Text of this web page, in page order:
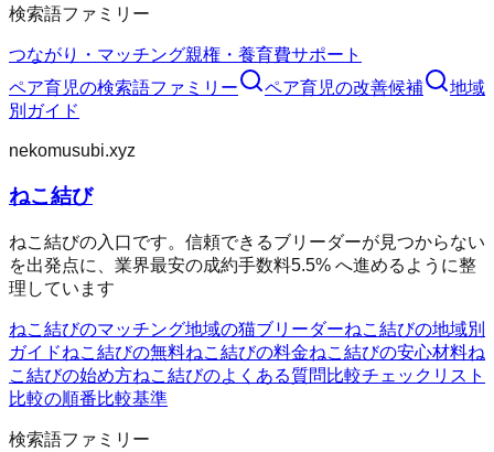
検索語ファミリー
つながり・マッチング親権・養育費サポート
ペア育児の検索語ファミリー ペア育児の改善候補
地域
別ガイド
nekomusubi.xyz
ねこ結び
ねこ結びの入口です。信頼できるブリーダーが見つからない
を出発点に、業界最安の成約手数料5.5% へ進めるように整
理しています
ねこ結びのマッチング地域の猫ブリーダーねこ結びの地域別
ガイドねこ結びの無料ねこ結びの料金ねこ結びの安心材料ね
こ結びの始め方ねこ結びのよくある質問 比較チェックリスト
比較の順番比較基準
検索語ファミリー